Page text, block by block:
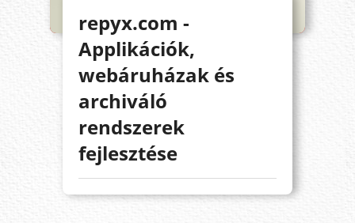
repyx.com -
Applikációk,
webáruházak és
archiváló
rendszerek
fejlesztése